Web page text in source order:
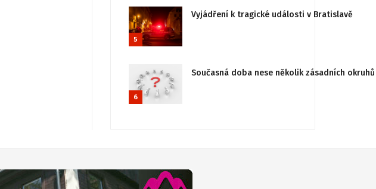
5
Vyjádření k tragické události v Bratislavě
6
Současná doba nese několik zásadních